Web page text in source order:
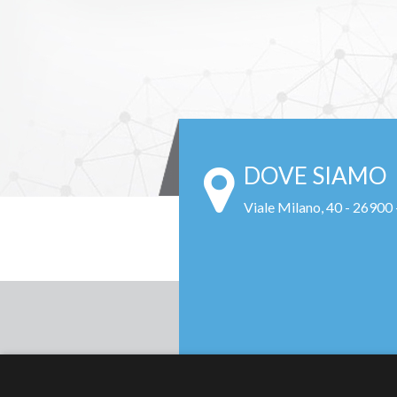
DOVE SIAMO
Viale Milano, 40 - 26900